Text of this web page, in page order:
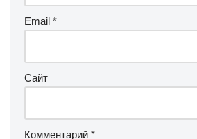
Email *
Сайт
Комментарий *